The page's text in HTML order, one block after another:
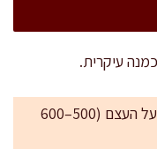
1 יחידה של סטייק אנטרקוט מיושן על העצם (500–600